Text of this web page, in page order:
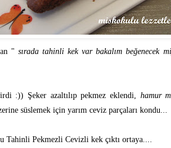
" sırada tahinli kek var bakalım beğenecek
:)) Şeker azaltılıp pekmez eklendi, hamur
süslemek için yarım ceviz parçaları kondu...
Tahinli Pekmezli Cevizli kek çıktı ortaya....